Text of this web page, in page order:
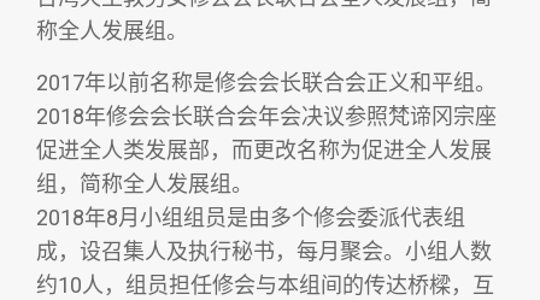
称全人发展组。
2017年以前名称是修会会长联合会正义和平组。
2018年修会会长联合会年会决议参照梵谛冈宗座
促进全人类发展部，而更改名称为促进全人发展
组，简称全人发展组。
2018年8月小组组员是由多个修会委派代表组
成，设召集人及执行秘书，每月聚会。小组人数
约10人，组员担任修会与本组间的传达桥樑，互